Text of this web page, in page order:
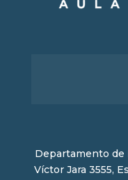
Departamento de
Víctor Jara 3555,